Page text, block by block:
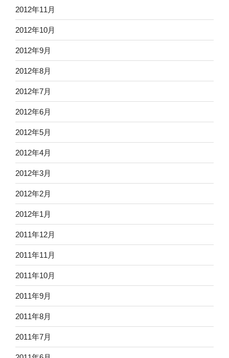
2012年11月
2012年10月
2012年9月
2012年8月
2012年7月
2012年6月
2012年5月
2012年4月
2012年3月
2012年2月
2012年1月
2011年12月
2011年11月
2011年10月
2011年9月
2011年8月
2011年7月